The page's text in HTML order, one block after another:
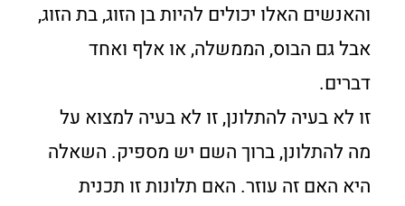
והאנשים האלו יכולים להיות בן הזוג, בת הזוג,
אבל גם הבוס, הממשלה, או אלף ואחד
דברים.
זו לא בעיה להתלונן, זו לא בעיה למצוא על
מה להתלונן, ברוך השם יש מספיק. השאלה
היא האם זה עוזר. האם תלונות זו תכנית